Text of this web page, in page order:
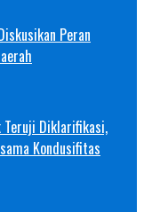
Peran
Teruji Diklarifikasi,
Kondusifitas